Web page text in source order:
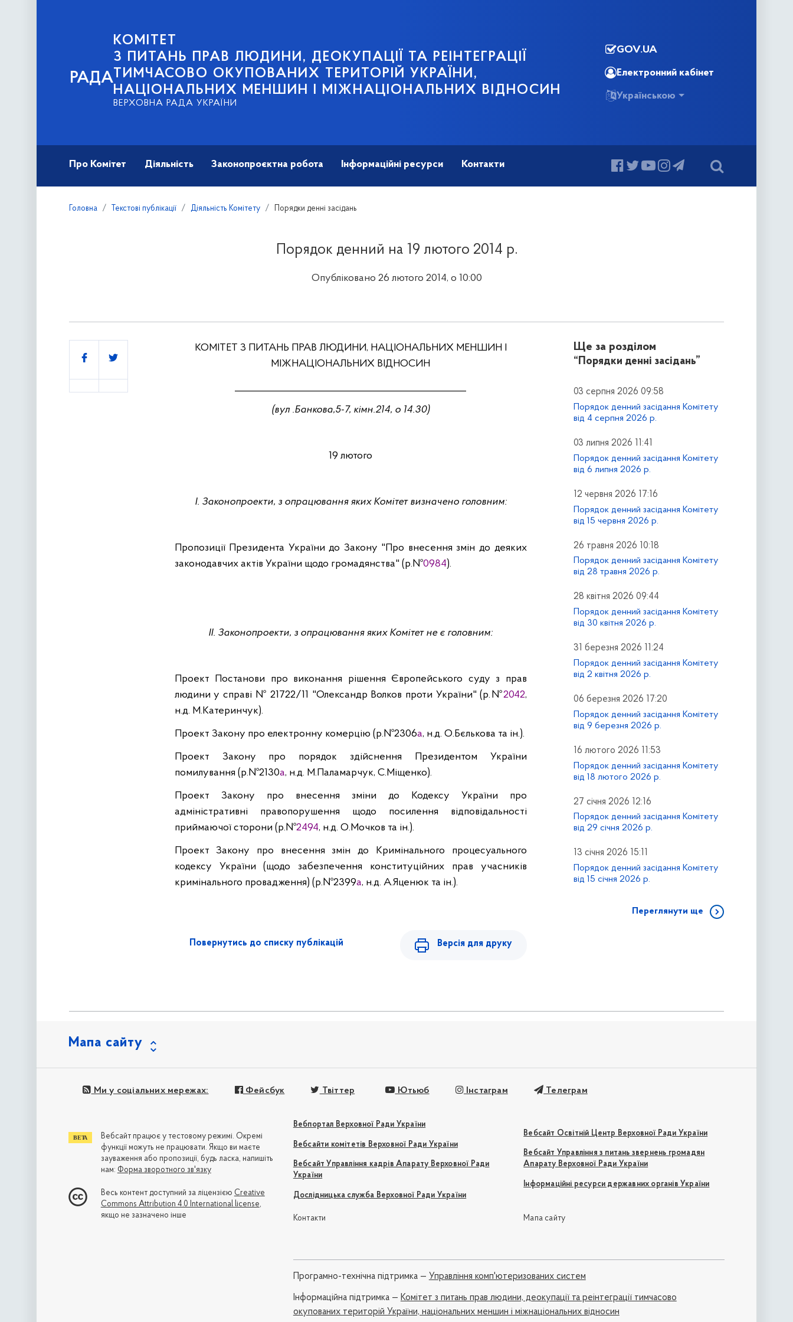
РАДА
КОМІТЕТ
З ПИТАНЬ ПРАВ ЛЮДИНИ, ДЕОКУПАЦІЇ ТА РЕІНТЕГРАЦІЇ
ТИМЧАСОВО ОКУПОВАНИХ ТЕРИТОРІЙ УКРАЇНИ,
НАЦІОНАЛЬНИХ МЕНШИН І МІЖНАЦІОНАЛЬНИХ ВІДНОСИН
ВЕРХОВНА РАДА УКРАЇНИ
GOV.UA
Електронний кабінет
Українською
Про Комітет Діяльність Законопроєктна робота Інформаційні ресурси Контакти
Головна Текстові публікації Діяльність Комітету Порядки денні засідань
Порядок денний на 19 лютого 2014 р.
Опубліковано 26 лютого 2014, о 10:00
КОМІТЕТ З ПИТАНЬ ПРАВ ЛЮДИНИ, НАЦІОНАЛЬНИХ МЕНШИН І
МІЖНАЦІОНАЛЬНИХ ВІДНОСИН
(вул .Банкова,5-7, кімн.214, о 14.30)
19 лютого
І. Законопроекти, з опрацювання яких Комітет визначено головним:
Пропозиції Президента України до Закону "Про внесення змін до деяких
законодавчих актів України щодо громадянства" (р.№0984).
ІІ. Законопроекти, з опрацювання яких Комітет не є головним:
Проект Постанови про виконання рішення Європейського суду з прав
людини у справі № 21722/11 "Олександр Волков проти України" (р.№2042,
н.д. М.Катеринчук).
Проект Закону про електронну комерцію (р.№2306а, н.д. О.Бєлькова та ін.).
Проект Закону про порядок здійснення Президентом України
помилування (р.№2130а, н.д. М.Паламарчук, С.Міщенко).
Проект Закону про внесення зміни до Кодексу України про
адміністративні правопорушення щодо посилення відповідальності
приймаючої сторони (р.№2494, н.д. О.Мочков та ін.).
Проект Закону про внесення змін до Кримінального процесуального
кодексу України (щодо забезпечення конституційних прав учасників
кримінального провадження) (р.№2399а, н.д. А.Яценюк та ін.).
Поділитись
Повернутись до списку публікацій Версія для друку
Ще за розділом
“Порядки денні засідань”
03 серпня 2026 09:58
Порядок денний засідання Комітету
від 4 серпня 2026 р.
03 липня 2026 11:41
Порядок денний засідання Комітету
від 6 липня 2026 р.
12 червня 2026 17:16
Порядок денний засідання Комітету
від 15 червня 2026 р.
26 травня 2026 10:18
Порядок денний засідання Комітету
від 28 травня 2026 р.
28 квітня 2026 09:44
Порядок денний засідання Комітету
від 30 квітня 2026 р.
31 березня 2026 11:24
Порядок денний засідання Комітету
від 2 квітня 2026 р.
06 березня 2026 17:20
Порядок денний засідання Комітету
від 9 березня 2026 р.
16 лютого 2026 11:53
Порядок денний засідання Комітету
від 18 лютого 2026 р.
27 січня 2026 12:16
Порядок денний засідання Комітету
від 29 січня 2026 р.
13 січня 2026 15:11
Порядок денний засідання Комітету
від 15 січня 2026 р.
Переглянути ще
Мапа сайту
Ми у соціальних мережах: Фейсбук Твіттер Ютьюб Інстаграм Телеграм
Вебпортал Верховної Ради України
Вебсайти комітетів Верховної Ради України
Вебсайт Управління кадрів Апарату Верховної Ради
України
Дослідницька служба Верховної Ради України
Вебсайт Освітній Центр Верховної Ради України
Вебсайт Управління з питань звернень громадян
Апарату Верховної Ради України
Інформаційні ресурси державних органів України
Контакти Мапа сайту
Програмно-технічна підтримка — Управління комп'ютеризованих систем
Iнформаційна підтримка — Комітет з питань прав людини, деокупації та реінтеграції тимчасово
окупованих територій України, національних меншин і міжнаціональних відносин
Вебсайт працює у тестовому режимі. Окремі
функції можуть не працювати. Якщо ви маєте
зауваження або пропозиції, будь ласка, напишіть
нам: Форма зворотного зв'язку
Весь контент доступний за ліцензією Creative
Commons Attribution 4.0 International license,
якщо не зазначено інше